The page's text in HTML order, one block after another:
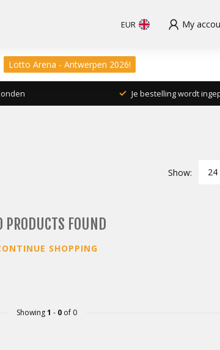
EUR My
Lotto Arena - Antwerpen 2026!
Je bestelling wordt
Show:
PRODUCTS FOUND
SHOPPING
Showing1 - 0of 0